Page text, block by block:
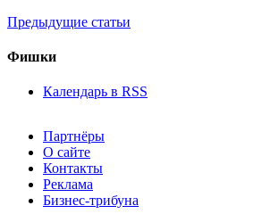
Предыдущие статьи
Фишки
Календарь в RSS
Партнёры
О сайте
Контакты
Реклама
Бизнес-трибуна